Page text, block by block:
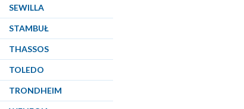
SEWILLA
STAMBUŁ
THASSOS
TOLEDO
TRONDHEIM